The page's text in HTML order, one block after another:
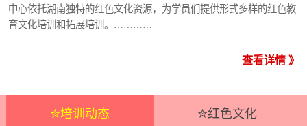
中心依托湖南独特的红色文化资源，为学员们提供形式多样的红色教
育文化培训和拓展培训。…………
查看详情 》
✮培训动态 ✮红色文化